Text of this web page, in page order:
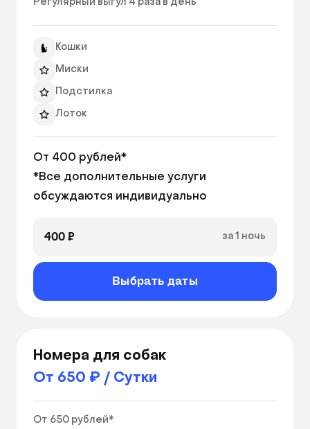
Регулярный выгул 4 разa в день
Регулярная влажная уборка 2 раза в день.
Если вы забыли миску, подстилку, горшок, то
Кошки
Миски
Подстилка
Лоток
Выгул 4 раза в день
Уборка 2 раза в день
Питание по личному график
От 400 рублей*
*Все дополнительные услуги
обсуждаются индивидуально
400 ₽ за 1 ночь
Выбрать даты
Номера для собак
От 650 ₽ / Сутки
От 650 рублей*